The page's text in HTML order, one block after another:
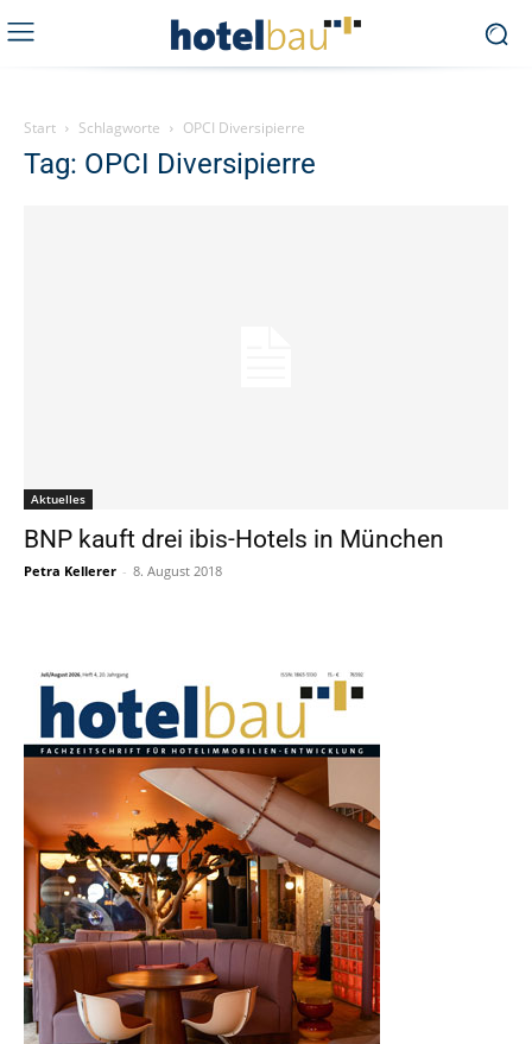
Start Schlagworte OPCI Diversipierre
Tag: OPCI Diversipierre
Aktuelles
BNP kauft drei ibis-Hotels in München
Petra Kellerer - 8. August 2018